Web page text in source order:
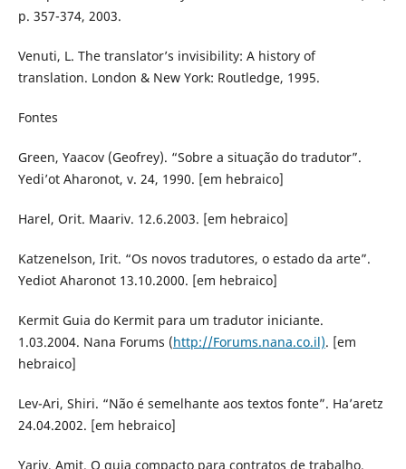
p. 357-374, 2003.
Venuti, L. The translator’s invisibility: A history of
translation. London & New York: Routledge, 1995.
Fontes
Green, Yaacov (Geofrey). “Sobre a situação do tradutor”.
Yedi’ot Aharonot, v. 24, 1990. [em hebraico]
Harel, Orit. Maariv. 12.6.2003. [em hebraico]
Katzenelson, Irit. “Os novos tradutores, o estado da arte”.
Yediot Aharonot 13.10.2000. [em hebraico]
Kermit Guia do Kermit para um tradutor iniciante.
1.03.2004. Nana Forums (http://Forums.nana.co.il). [em
hebraico]
Lev-Ari, Shiri. “Não é semelhante aos textos fonte”. Ha’aretz
24.04.2002. [em hebraico]
Yariv, Amit. O guia compacto para contratos de trabalho.